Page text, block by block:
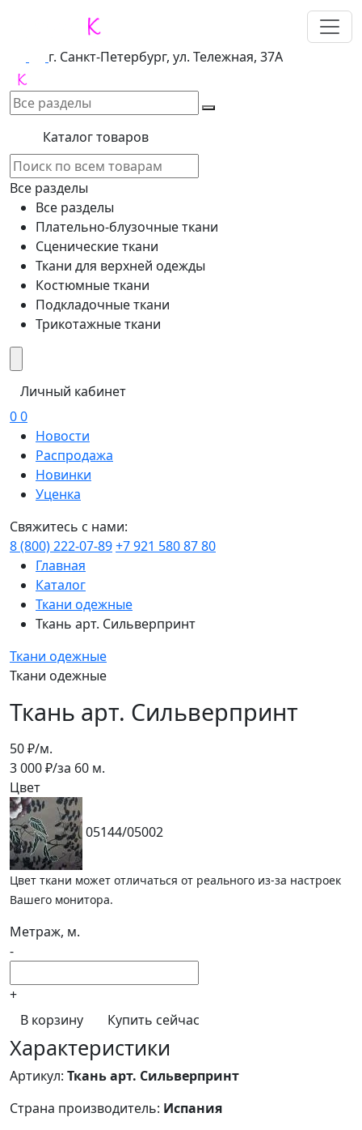
г. Санкт-Петербург, ул. Тележная, 37А
Каталог товаров
Все разделы
Все разделы
Плательно-блузочные ткани
Сценические ткани
Ткани для верхней одежды
Костюмные ткани
Подкладочные ткани
Трикотажные ткани
Личный кабинет
00
Новости
Распродажа
Новинки
Уценка
Свяжитесь с нами:
8 (800) 222-07-89+7 921 580 87 80
Главная
Каталог
Ткани одежные
Ткань арт. Сильверпринт
Ткани одежные
Ткани одежные
Ткань арт. Сильверпринт
50₽/м.
3 000₽/за 60 м.
Цвет
05144/05002
Цвет ткани может отличаться от реального из-за настроек
Вашего монитора.
Метраж, м.
-
+
В корзину
Купить сейчас
Характеристики
Артикул: Ткань арт. Сильверпринт
Страна производитель: Испания